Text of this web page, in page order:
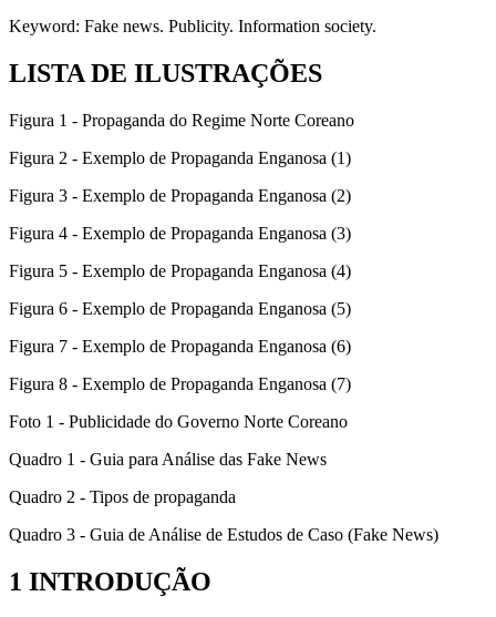
Keyword: Fake news. Publicity. Information society.
LISTA DE ILUSTRAÇÕES
Figura 1 - Propaganda do Regime Norte Coreano
Figura 2 - Exemplo de Propaganda Enganosa (1)
Figura 3 - Exemplo de Propaganda Enganosa (2)
Figura 4 - Exemplo de Propaganda Enganosa (3)
Figura 5 - Exemplo de Propaganda Enganosa (4)
Figura 6 - Exemplo de Propaganda Enganosa (5)
Figura 7 - Exemplo de Propaganda Enganosa (6)
Figura 8 - Exemplo de Propaganda Enganosa (7)
Foto 1 - Publicidade do Governo Norte Coreano
Quadro 1 - Guia para Análise das Fake News
Quadro 2 - Tipos de propaganda
Quadro 3 - Guia de Análise de Estudos de Caso (Fake News)
1 INTRODUÇÃO